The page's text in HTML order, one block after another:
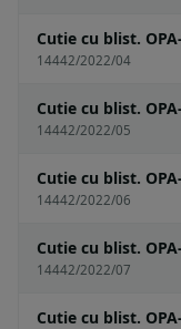
Cutie cu blist.
14442/2022/04
Cutie cu blist.
14442/2022/05
Cutie cu blist.
14442/2022/06
Cutie cu blist.
14442/2022/07
Cutie cu blist.